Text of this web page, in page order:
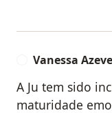
Vanessa
A Ju tem sido
maturidade